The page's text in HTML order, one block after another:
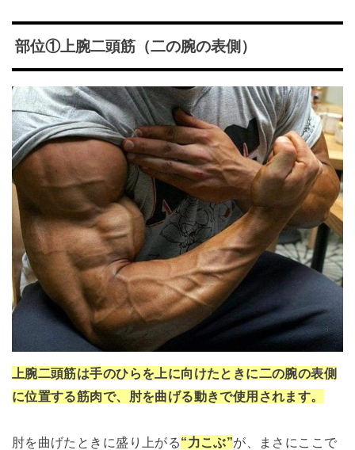
部位①上腕二頭筋（二の腕の表側）
上腕二頭筋は手のひらを上に向けたときに二の腕の表側
に位置する筋肉で、肘を曲げる動きで使用されます。
肘を曲げたときに盛り上がる“力こぶ”が、まさにここで